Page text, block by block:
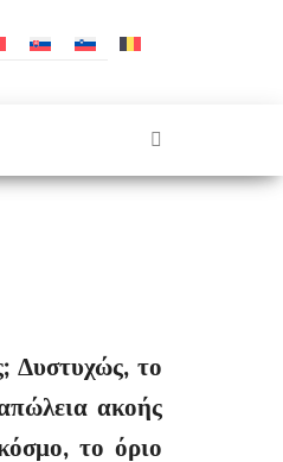
Δυστυχώς, το
ακοής
το όριο